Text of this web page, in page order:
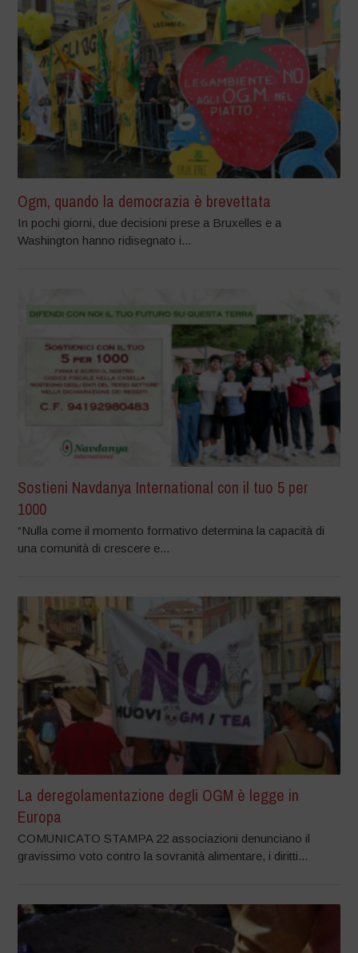
Ogm, quando la democrazia è brevettata
In pochi giorni, due decisioni prese a Bruxelles e a
Washington hanno ridisegnato i...
Sostieni Navdanya International con il tuo 5 per
1000
“Nulla come il momento formativo determina la capacità di
una comunità di crescere e...
La deregolamentazione degli OGM è legge in
Europa
COMUNICATO STAMPA 22 associazioni denunciano il
gravissimo voto contro la sovranità alimentare, i diritti...